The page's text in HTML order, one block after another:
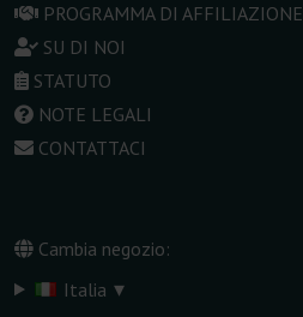
PROGRAMMA DI AFFILIAZIONE
SU DI NOI
STATUTO
NOTE LEGALI
CONTATTACI
Cambia negozio:
Italia ▾